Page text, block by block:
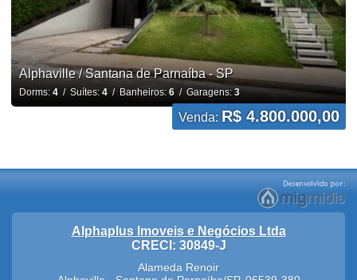
Alphaville / Santana de Parnaíba - SP
Dorms: 4/ Suítes: 4/ Banheiros: 6/ Garagens:3
Venda: R$ 4.800.000,00
Alphaplus Imoveis e Negócios Ltda
CRECI: 30849-J
Alameda Renoir